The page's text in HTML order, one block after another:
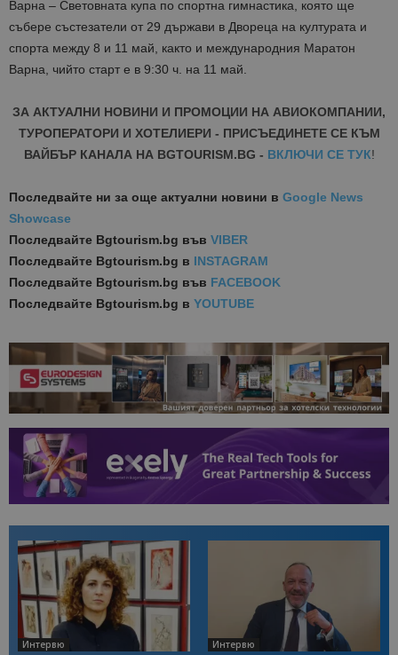
Варна – Световната купа по спортна гимнастика, която ще
събере състезатели от 29 държави в Двореца на културата и
спорта между 8 и 11 май, както и международния Маратон
Варна, чийто старт е в 9:30 ч. на 11 май.
ЗА АКТУАЛНИ НОВИНИ И ПРОМОЦИИ НА АВИОКОМПАНИИ,
ТУРОПЕРАТОРИ И ХОТЕЛИЕРИ - ПРИСЪЕДИНЕТЕ СЕ КЪМ
ВАЙБЪР КАНАЛА НА BGTOURISM.BG - ВКЛЮЧИ СЕ ТУК!
Последвайте ни за още актуални новини в Google News
Showcase
Последвайте Bgtourism.bg във VIBER
Последвайте Bgtourism.bg в INSTAGRAM
Последвайте Bgtourism.bg във FACEBOOK
Последвайте Bgtourism.bg в YOUTUBE
Интервю Интервю